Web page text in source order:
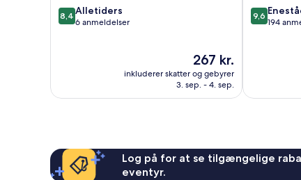
8.4
ud
8,4 Alletiders
6 anmeldelser
Prisen
er
267 kr.
267 kr.
inkluderer skatter og gebyrer
3. sep. - 4. sep.
9.6
ud
9,6
194
Log på for at se tilgængelige
eventyr.